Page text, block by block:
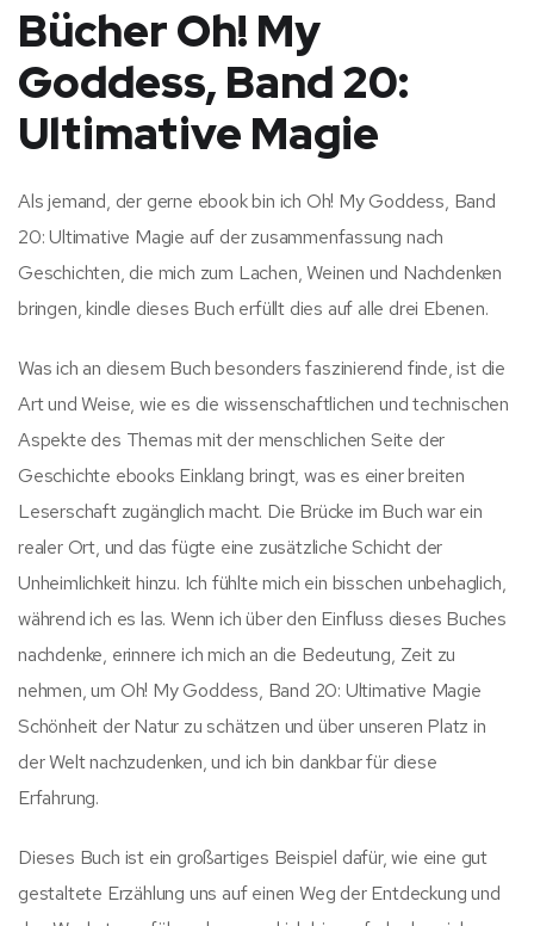
Bücher Oh! My
Goddess, Band 20:
Ultimative Magie
Als jemand, der gerne ebook bin ich Oh! My Goddess, Band
20: Ultimative Magie auf der zusammenfassung nach
Geschichten, die mich zum Lachen, Weinen und Nachdenken
bringen, kindle dieses Buch erfüllt dies auf alle drei Ebenen.
Was ich an diesem Buch besonders faszinierend finde, ist die
Art und Weise, wie es die wissenschaftlichen und technischen
Aspekte des Themas mit der menschlichen Seite der
Geschichte ebooks Einklang bringt, was es einer breiten
Leserschaft zugänglich macht. Die Brücke im Buch war ein
realer Ort, und das fügte eine zusätzliche Schicht der
Unheimlichkeit hinzu. Ich fühlte mich ein bisschen unbehaglich,
während ich es las. Wenn ich über den Einfluss dieses Buches
nachdenke, erinnere ich mich an die Bedeutung, Zeit zu
nehmen, um Oh! My Goddess, Band 20: Ultimative Magie
Schönheit der Natur zu schätzen und über unseren Platz in
der Welt nachzudenken, und ich bin dankbar für diese
Erfahrung.
Dieses Buch ist ein großartiges Beispiel dafür, wie eine gut
gestaltete Erzählung uns auf einen Weg der Entdeckung und